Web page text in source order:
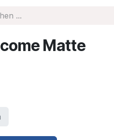
Matte